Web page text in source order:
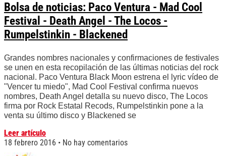
Bolsa de noticias: Paco Ventura - Mad Cool
Festival - Death Angel - The Locos -
Rumpelstinkin - Blackened
Grandes nombres nacionales y confirmaciones de festivales
se unen en esta recopilación de las últimas noticias del rock
nacional. Paco Ventura Black Moon estrena el lyric vídeo de
"Vencer tu miedo", Mad Cool Festival confirma nuevos
nombres, Death Angel detalla su nuevo disco, The Locos
firma por Rock Estatal Recods, Rumpelstinkin pone a la
venta su último disco y Blackened se
Leer artículo
18 febrero 2016
No hay comentarios